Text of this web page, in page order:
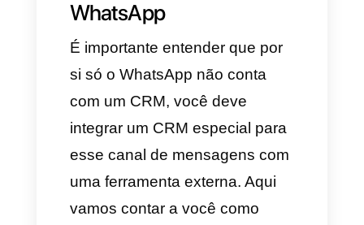
a melhor plataforma para
gerenciar a comunicação da
sua empresa.
Esses são os fatores a
considerar:
Possibilidade de integração